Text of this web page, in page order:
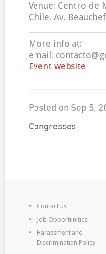
Venue: Centro de
Chile. Av.
More info at:
email:
Event website
Posted on Sep 5,
Congresses
Contact us
Job Opportunities
Harassment and
Discrimination Policy